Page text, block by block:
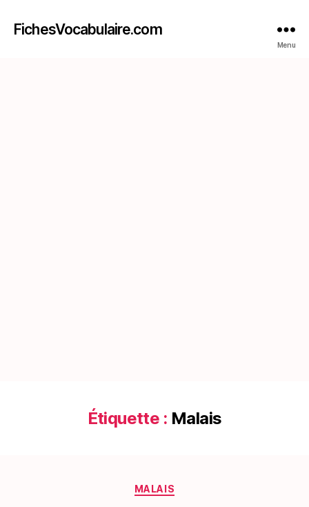
FichesVocabulaire.com
Menu
Étiquette : Malais
Catégories
MALAIS